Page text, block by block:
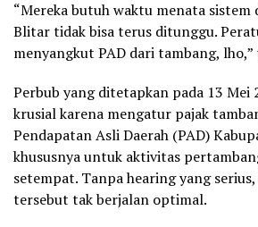
“Mereka butuh waktu menata sistem
Blitar tidak bisa terus ditunggu.
menyangkut PAD dari tambang, lho,”
Perbub yang ditetapkan pada 13 Mei
krusial karena mengatur pajak
Pendapatan Asli Daerah (PAD)
khususnya untuk aktivitas
setempat. Tanpa hearing yang
tersebut tak berjalan optimal.